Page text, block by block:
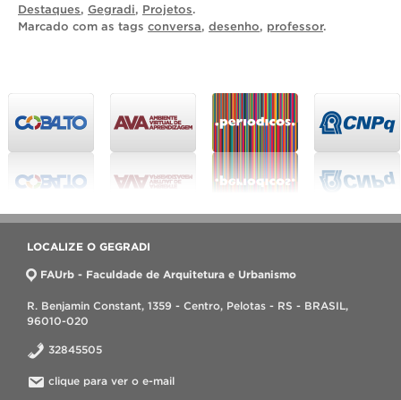
Destaques, Gegradi, Projetos.
Marcado com as tags conversa, desenho, professor.
LOCALIZE O GEGRADI
FAUrb - Faculdade de Arquitetura e Urbanismo
R. Benjamin Constant, 1359 - Centro, Pelotas - RS - BRASIL,
96010-020
32845505
clique para ver o e-mail